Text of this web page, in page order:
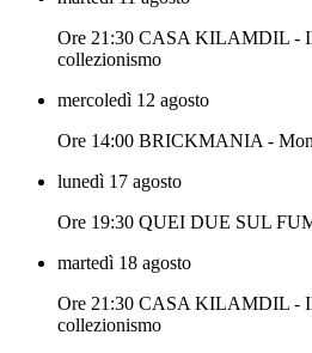
Ore 21:30 CASA KILAMDIL -
collezionismo
mercoledì 12 agosto
Ore 14:00 BRICKMANIA -
lunedì 17 agosto
Ore 19:30 QUEI DUE SUL
martedì 18 agosto
Ore 21:30 CASA KILAMDIL -
collezionismo